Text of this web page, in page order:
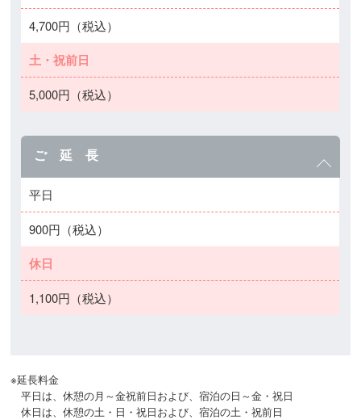
4,700円（税込）
土・祝前日
5,000円（税込）
ご 延 長
平日
900円（税込）
休日
1,100円（税込）
※延長料金
平日は、休憩の月～金祝前日および、宿泊の日～金・祝日
休日は、休憩の土・日・祝日および、宿泊の土・祝前日